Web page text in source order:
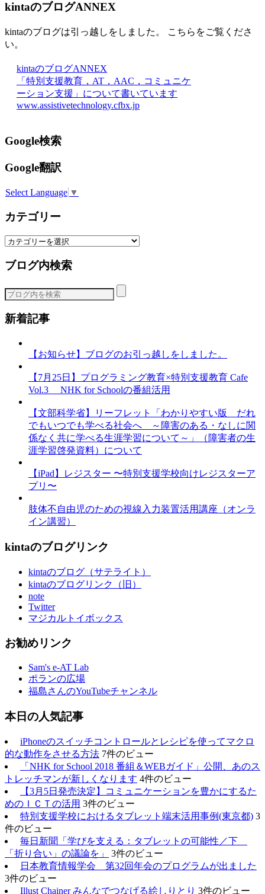
kintaのブログANNEX
kintaのブログは引っ越しをしました。 こちらをご覧くださ
い。
kintaのブログANNEX
「特別支援教育，AT，AAC，コミュニケ
ーション支援」について書いています
www.assistivetechnology.cfbx.jp
Google検索
Google翻訳
Select Language ▼
カテゴリー
カ
ゴ
ー
ブログ内検索
新着記事
【お知らせ】ブログのお引っ越しをしました。
【7月25日】プログラミング教育×特別支援教育 Cafe
Vol.3 NHK for Schoolの番組活用
【文部科学省】リーフレット「わかりやすい版 だれ
でもいつでも学べる社会へ ～障害のある・なしに関
係なく共に学べる生涯学習について～」（障害者の生
涯学習啓発資料）について
【iPad】レジスター 〜特別支援学校向けレジスターア
プリ〜
肢体不自由児のための視線入力装置活用講座（オンラ
イン講習）
kintaのブログリンク
kintaのブログ（サテライト）
kintaのブログリンク（旧）
note
Twitter
マジカルトイボックス
お勧めリンク
Sam's e-AT Lab
ポランの広場
福島さんのYouTubeチャンネル
本日の人気記事
iPhoneのスイッチコントロールとレシピを使ってマクロ
的な動作をさせる方法 7件のビュー
「NHK for School 2018 番組＆WEBガイド」公開、あのス
トレッチマンが新しくなります 4件のビュー
【3月5日発売決定】コミュニケーションを豊かにするた
めのＩＣＴの活用 3件のビュー
特別支援学校におけるタブレット端末活用事例(東京都) 3
件のビュー
毎日新聞「学びを支える：タブレットの可能性／下
「折り合い」の議論を」
3件のビュー
日本教育情報学会 第32回年会のプログラムが出ました
3件のビュー
Illust Chainer みんなでつなげる絵しりとり 3件のビュー